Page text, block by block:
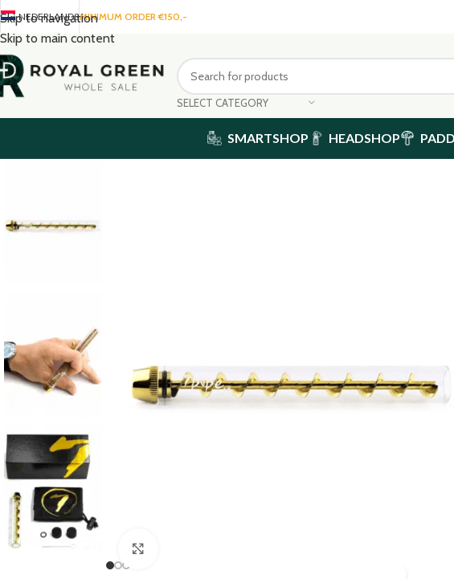
Skip to navigation
Skip to main content
NEDERLANDSMINIMUM ORDER €150,-
SELECT CATEGORY
SMARTSHOP HEADSHOP